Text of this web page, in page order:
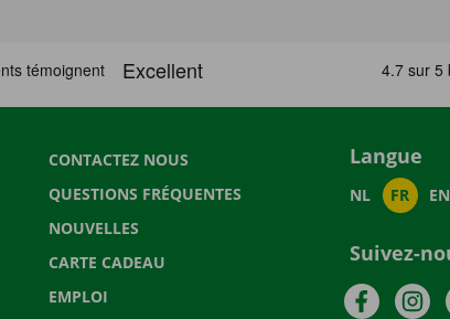
CONTACTEZ NOUS
QUESTIONS FRÉQUENTES
NOUVELLES
CARTE CADEAU
EMPLOI
Langue
NL FR EN
Suivez-
Facebook